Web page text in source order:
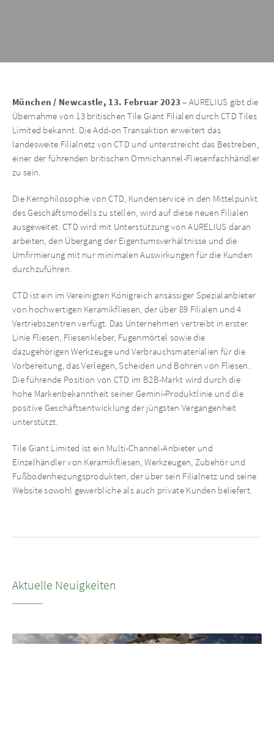
München / Newcastle, 13. Februar 2023– AURELIUS gibt die
Übernahme von 13 britischen Tile Giant Filialen durch CTD Tiles
Limited bekannt. Die Add-on Transaktion erweitert das
landesweite Filialnetz von CTD und unterstreicht das Bestreben,
einer der führenden britischen Omnichannel-Fliesenfachhändler
zu sein.
Die Kernphilosophie von CTD, Kundenservice in den Mittelpunkt
des Geschäftsmodells zu stellen, wird auf diese neuen Filialen
ausgeweitet. CTD wird mit Unterstützung von AURELIUS daran
arbeiten, den Übergang der Eigentumsverhältnisse und die
Umfirmierung mit nur minimalen Auswirkungen für die Kunden
durchzuführen.
CTD ist ein im Vereinigten Königreich ansässiger Spezialanbieter
von hochwertigen Keramikfliesen, der über 89 Filialen und 4
Vertriebszentren verfügt. Das Unternehmen vertreibt in erster
Linie Fliesen, Fliesenkleber, Fugenmörtel sowie die
dazugehörigen Werkzeuge und Verbrauchsmaterialien für die
Vorbereitung, das Verlegen, Scheiden und Bohren von Fliesen.
Die führende Position von CTD im B2B-Markt wird durch die
hohe Markenbekanntheit seiner Gemini-Produktlinie und die
positive Geschäftsentwicklung der jüngsten Vergangenheit
unterstützt.
Tile Giant Limited ist ein Multi-Channel-Anbieter und
Einzelhändler von Keramikfliesen, Werkzeugen, Zubehör und
Fußbodenheizungsprodukten, der über sein Filialnetz und seine
Website sowohl gewerbliche als auch private Kunden beliefert.
Aktuelle Neuigkeiten